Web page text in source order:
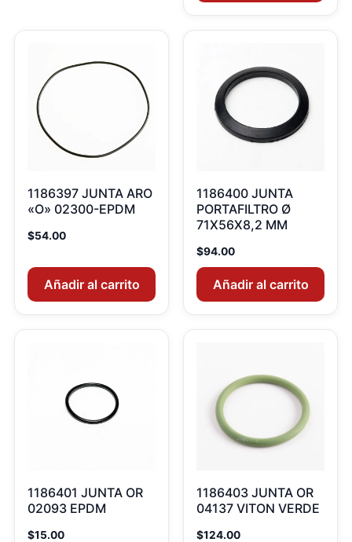
1186397 JUNTA ARO
«O» 02300-EPDM
$54.00
Añadir al carrito
1186400 JUNTA
PORTAFILTRO Ø
71X56X8,2 MM
$94.00
Añadir al carrito
1186401 JUNTA OR
02093 EPDM
$15.00
1186403 JUNTA OR
04137 VITON VERDE
$124.00